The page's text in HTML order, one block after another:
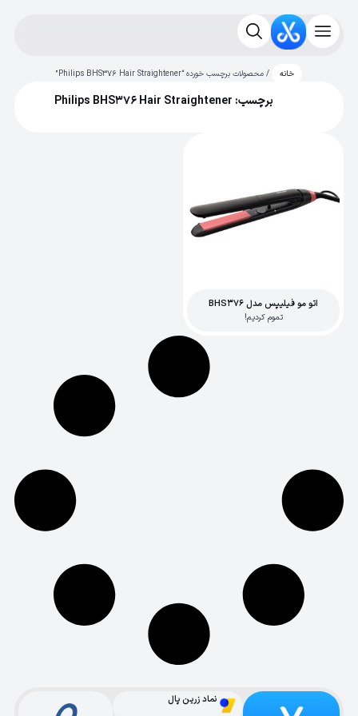
خانه / محصولات برچسب خورده “Philips BHS376 Hair Straightener”
برچسب: Philips BHS376 Hair Straightener
اتو مو فیلیپس مدل BHS376
تموم کردیم!
نماد زرین پال